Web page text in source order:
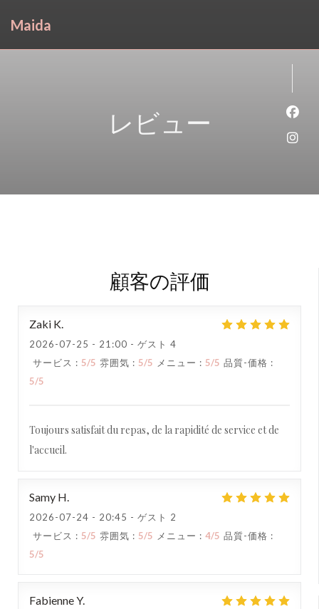
Maida
レビュー
顧客の評価
Zaki K
2026-07-25 - 21:00 - ゲスト 4
サービス : 5/5 雰囲気 : 5/5 メニュー : 5/5 品質-価格 :
5/5
Toujours satisfait du repas, de la rapidité de service et de
l'accueil.
Samy H
2026-07-24 - 20:45 - ゲスト 2
サービス : 5/5 雰囲気 : 5/5 メニュー : 4/5 品質-価格 :
5/5
FabienneY